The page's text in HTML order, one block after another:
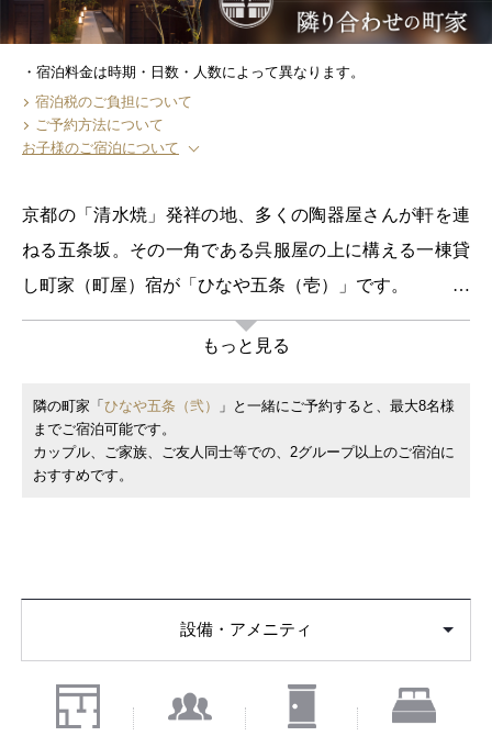
宿泊料金は時期・日数・人数によって異なります。
宿泊税のご負担について
ご予約方法について
お子様のご宿泊について
京都の「清水焼」発祥の地、多くの陶器屋さんが軒を連
ねる五条坂。その一角である呉服屋の上に構える一棟貸
し町家（町屋）宿が「ひなや五条（壱）」です。
呉服屋わきの小路をすすむと、石畳と風情ある中庭が現
れます。玄関から階段を上がると、手すき和紙でつくら
ていい威風堂々と横切ります。室内の随所にあしらわれ
た古建具から京町家（京町屋）の趣を感じて頂けます。
し、IHコンロ付きのキッチンや長期滞在にも便利な乾燥
機能付き洗濯機など、機能的な設備で安心してお過ごし
を堪能しながらのご宿泊をお楽しみください。
もっと見る
隣の町家「 ひなや五条（弐）
」と一緒にご予約すると、最大8名様
までご宿泊可能です。
カップル、ご家族、ご友人同士等での、2グループ以上のご宿泊に
おすすめです。
設備・アメニティ